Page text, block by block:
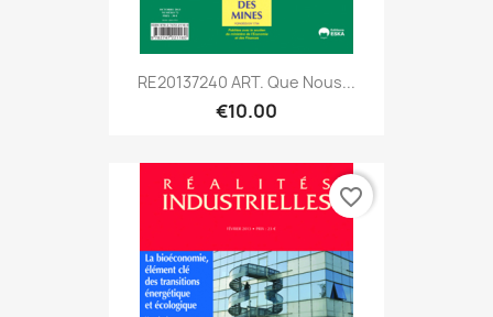
RE20137240 ART. Que Nous...
€10.00
favorite_border